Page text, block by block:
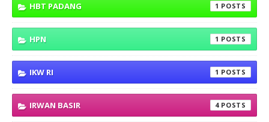
HBT PADANG 1
HPN 1
IKW RI 1
IRWAN BASIR 4